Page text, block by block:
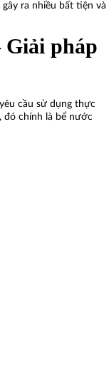
ra nhiều bất tiện và
Giải pháp
cầu sử dụng thực
đó chính là bể nước